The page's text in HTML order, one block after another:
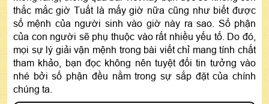
thắc mắc giờ Tuất là mấy giờ nữa cũng như biết được
số mệnh của người sinh vào giờ này ra sao. Số phận
của con người sẽ phụ thuộc vào rất nhiều yếu tố. Do đó,
mọi sự lý giải vận mệnh trong bài viết chỉ mang tính chất
tham khảo, bạn đọc không nên tuyệt đối tin tưởng vào
nhé bởi số phận đều nằm trong sự sắp đặt của chính
chúng ta.